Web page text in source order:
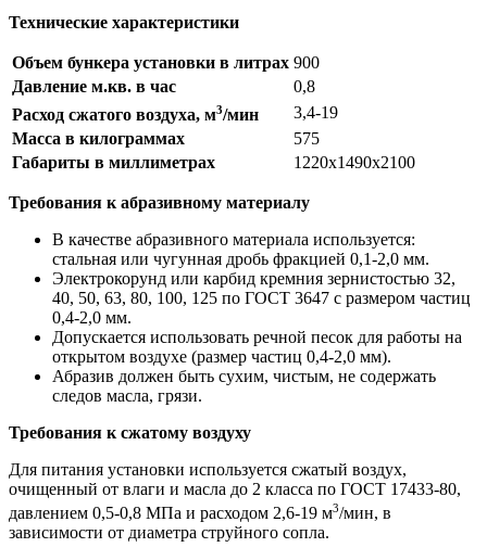
Технические характеристики
Объем бункера установки в литрах 900
Давление м.кв. в час
0,8
Расход сжатого воздуха, м3/мин
3,4-19
Масса в килограммах
575
Габариты в миллиметрах
1220х1490х2100
Требования к абразивному материалу
В качестве абразивного материала используется:
стальная или чугунная дробь фракцией 0,1-2,0 мм.
Электрокорунд или карбид кремния зернистостью 32,
40, 50, 63, 80, 100, 125 по ГОСТ 3647 с размером частиц
0,4-2,0 мм.
Допускается использовать речной песок для работы на
открытом воздухе (размер частиц 0,4-2,0 мм).
Абразив должен быть сухим, чистым, не содержать
следов масла, грязи.
Требования к сжатому воздуху
Для питания установки используется сжатый воздух,
очищенный от влаги и масла до 2 класса по ГОСТ 17433-80,
давлением 0,5-0,8 МПа и расходом 2,6-19 м3/мин, в
зависимости от диаметра струйного сопла.